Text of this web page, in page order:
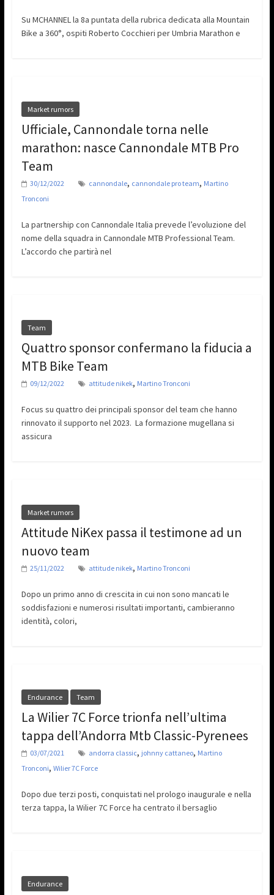
Su MCHANNEL la 8a puntata della rubrica dedicata alla Mountain
Bike a 360°, ospiti Roberto Cocchieri per Umbria Marathon e
Market rumors
Ufficiale, Cannondale torna nelle
marathon: nasce Cannondale MTB Pro
Team
30/12/2022 cannondale, cannondale pro team, Martino
Tronconi
La partnership con Cannondale Italia prevede l’evoluzione del
nome della squadra in Cannondale MTB Professional Team.
L’accordo che partirà nel
Team
Quattro sponsor confermano la fiducia a
MTB Bike Team
09/12/2022 attitude nikek, Martino Tronconi
Focus su quattro dei principali sponsor del team che hanno
rinnovato il supporto nel 2023. La formazione mugellana si
assicura
Market rumors
Attitude NiKex passa il testimone ad un
nuovo team
25/11/2022 attitude nikek, Martino Tronconi
Dopo un primo anno di crescita in cui non sono mancati le
soddisfazioni e numerosi risultati importanti, cambieranno
identità, colori,
Endurance Team
La Wilier 7C Force trionfa nell’ultima
tappa dell’Andorra Mtb Classic-Pyrenees
03/07/2021 andorra classic, johnny cattaneo, Martino
Tronconi, Wilier 7C Force
Dopo due terzi posti, conquistati nel prologo inaugurale e nella
terza tappa, la Wilier 7C Force ha centrato il bersaglio
Endurance